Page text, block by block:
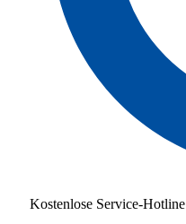
Kostenlose Service-Hotline